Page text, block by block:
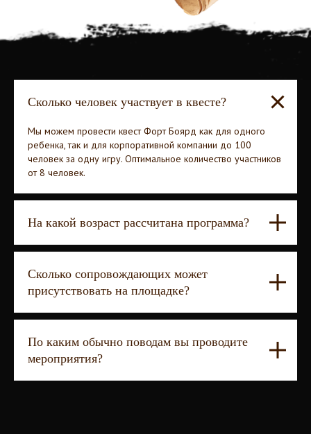
Сколько человек участвует в квесте?
Мы можем провести квест Форт Боярд как для одного
ребенка, так и для корпоративной компании до 100
человек за одну игру. Оптимальное количество участников
от 8 человек.
На какой возраст рассчитана программа?
Сколько сопровождающих может
присутствовать на площадке?
По каким обычно поводам вы проводите
мероприятия?